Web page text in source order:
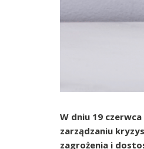
W dniu 19
zarządzaniu
zagrożenia i